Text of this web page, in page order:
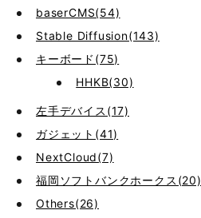
baserCMS(54)
Stable Diffusion(143)
キーボード(75)
HHKB(30)
左手デバイス(17)
ガジェット(41)
NextCloud(7)
福岡ソフトバンクホークス(20)
Others(26)